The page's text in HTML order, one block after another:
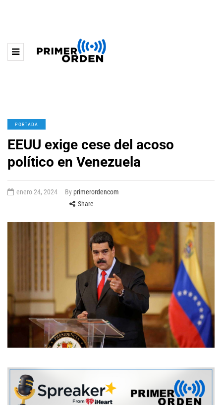
PORTADA
EEUU exige cese del acoso
político en Venezuela
enero 24, 2024 By primerordencom
Share